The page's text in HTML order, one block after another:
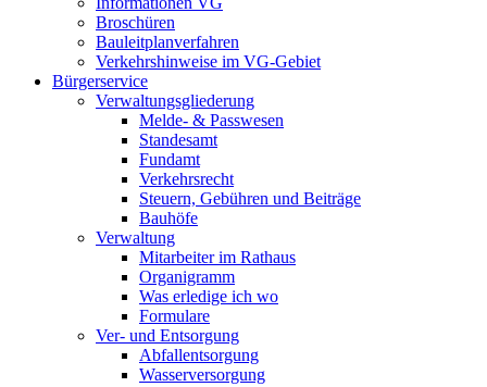
Broschüren
Bauleitplanverfahren
Verkehrshinweise im VG-Gebiet
Bürgerservice
Verwaltungsgliederung
Melde- & Passwesen
Standesamt
Fundamt
Verkehrsrecht
Steuern, Gebühren und Beiträge
Bauhöfe
Verwaltung
Mitarbeiter im Rathaus
Organigramm
Was erledige ich wo
Formulare
Ver- und Entsorgung
Abfallentsorgung
Wasserversorgung